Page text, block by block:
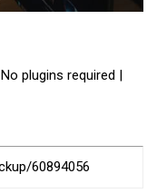
plugins required |
60894056